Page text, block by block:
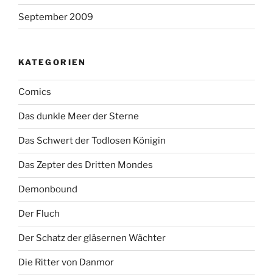
September 2009
KATEGORIEN
Comics
Das dunkle Meer der Sterne
Das Schwert der Todlosen Königin
Das Zepter des Dritten Mondes
Demonbound
Der Fluch
Der Schatz der gläsernen Wächter
Die Ritter von Danmor